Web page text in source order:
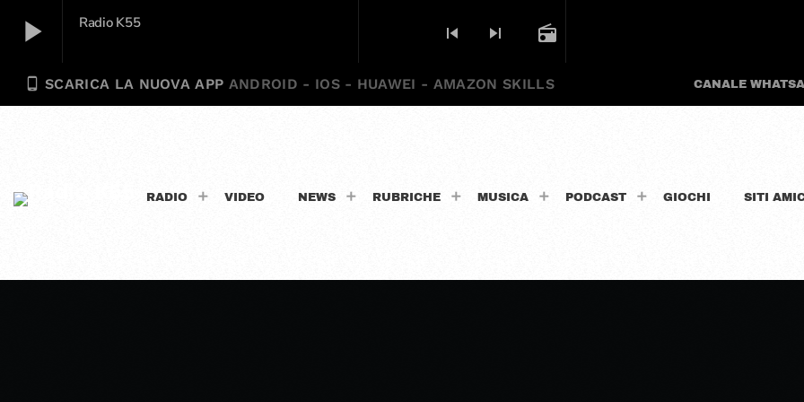
play_arrow Radio K55
skip_previous skip_next radio
play_arrow Radio K55
phone_android SCARICA LA NUOVA APP ANDROID - IOS - HUAWEI - AMAZON SKILLS CANALE
RADIO VIDEO NEWS RUBRICHE MUSICA PODCAST GIOCHI SITI